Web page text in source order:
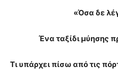
«Όσα δε
Ένα ταξίδι μύησης
Τι υπάρχει πίσω από τις